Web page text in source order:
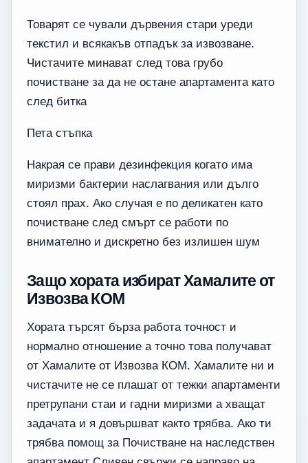
Товарят се чували дървения стари уреди
текстил и всякакъв отпадък за извозване.
Чистачите минават след това грубо
почистване за да не остане апартамента като
след битка
Пета стъпка
Накрая се прави дезинфекция когато има
миризми бактерии наслагвания или дълго
стоял прах. Ако случая е по деликатен като
почистване след смърт се работи по
внимателно и дискретно без излишен шум
Защо хората избират Хамалите от
Извозва КОМ
Хората търсят бърза работа точност и
нормално отношение а точно това получават
от Хамалите от Извозва КОМ. Хамалите ни и
чистачите не се плашат от тежки апартаменти
претрупани стаи и гадни миризми а хващат
задачата и я довършват както трябва. Ако ти
трябва помощ за Почистване на наследствен